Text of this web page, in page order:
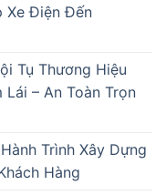
Xe Điện Đến
Tụ Thương Hiệu
Lái – An Toàn Trọn
Trình Xây Dựng
Hàng